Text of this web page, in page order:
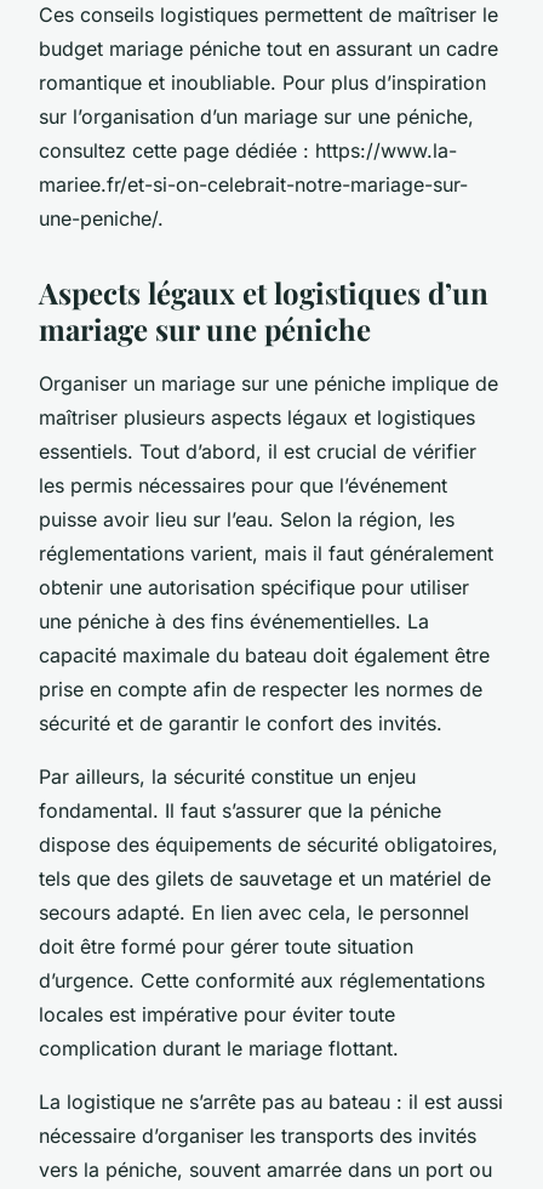
Ces conseils logistiques permettent de maîtriser le
budget mariage péniche tout en assurant un cadre
romantique et inoubliable. Pour plus d’inspiration
sur l’organisation d’un mariage sur une péniche,
consultez cette page dédiée : https://www.la-
mariee.fr/et-si-on-celebrait-notre-mariage-sur-
une-peniche/.
Aspects légaux et logistiques d’un
mariage sur une péniche
Organiser un mariage sur une péniche implique de
maîtriser plusieurs aspects légaux et logistiques
essentiels. Tout d’abord, il est crucial de vérifier
les permis nécessaires pour que l’événement
puisse avoir lieu sur l’eau. Selon la région, les
réglementations varient, mais il faut généralement
obtenir une autorisation spécifique pour utiliser
une péniche à des fins événementielles. La
capacité maximale du bateau doit également être
prise en compte afin de respecter les normes de
sécurité et de garantir le confort des invités.
Par ailleurs, la sécurité constitue un enjeu
fondamental. Il faut s’assurer que la péniche
dispose des équipements de sécurité obligatoires,
tels que des gilets de sauvetage et un matériel de
secours adapté. En lien avec cela, le personnel
doit être formé pour gérer toute situation
d’urgence. Cette conformité aux réglementations
locales est impérative pour éviter toute
complication durant le mariage flottant.
La logistique ne s’arrête pas au bateau : il est aussi
nécessaire d’organiser les transports des invités
vers la péniche, souvent amarrée dans un port ou